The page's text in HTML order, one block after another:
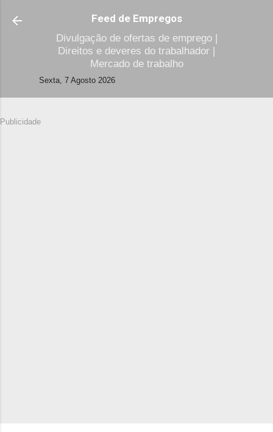
Avançar para o conteúdo principal
Feed de Empregos
Divulgação de ofertas de emprego |
Direitos e deveres do trabalhador |
Mercado de trabalho
Sexta, 7 Agosto 2026
Publicidade